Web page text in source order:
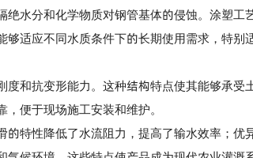
水分和化学物质对钢管基体的侵蚀。涂塑工
适应不同水质条件下的长期使用需求，特别
和抗变形能力。这种结构特点使其能够承受
便于现场施工安装和维护。
特性降低了水流阻力，提高了输水效率；优